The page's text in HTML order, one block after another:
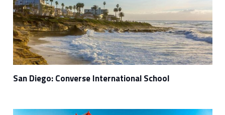
San Diego: Converse International School